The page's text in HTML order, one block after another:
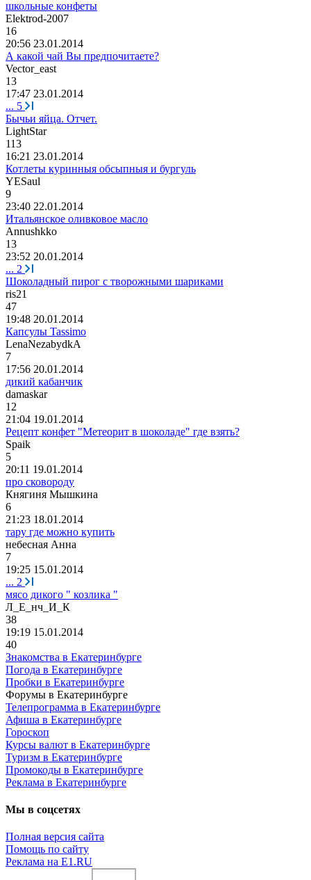
школьные конфеты
Elektrod-2007
16
20:56 23.01.2014
А какой чай Вы предпочитаете?
Vector_east
13
17:47 23.01.2014
... 5
Бычьи яйца. Отчет.
LightStar
113
16:21 23.01.2014
Котлеты куринныя обсыпныя и бургуль
YESaul
9
23:40 22.01.2014
Итальянское оливковое масло
Annushkko
13
23:52 20.01.2014
... 2
Шоколадный пирог с творожными шариками
ris21
47
19:48 20.01.2014
Капсулы Tassimo
LenaNezabydkA
7
17:56 20.01.2014
дикий кабанчик
damaskar
12
21:04 19.01.2014
Рецепт конфет "Метеорит в шоколаде" где взять?
Spaik
5
20:11 19.01.2014
про сковороду
Княгиня Мышкина
6
21:23 18.01.2014
тару где можно купить
небесная Анна
7
19:25 15.01.2014
... 2
мясо дикого " козлика "
Л Е нч И К
38
19:19 15.01.2014
40
Знакомства в Екатеринбурге
Погода в Екатеринбурге
Пробки в Екатеринбурге
Форумы в Екатеринбурге
Телепрограмма в Екатеринбурге
Афиша в Екатеринбурге
Гороскоп
Курсы валют в Екатеринбурге
Туризм в Екатеринбурге
Промокоды в Екатеринбурге
Реклама в Екатеринбурге
Мы в соцсетях
Полная версия сайта
Помощь по сайту
Реклама на E1.RU